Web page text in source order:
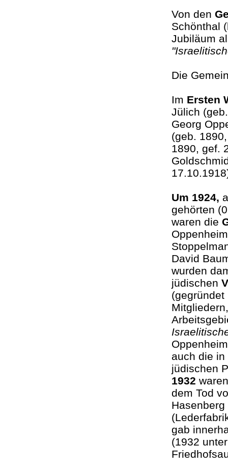
Von den
Schönthal
Jubiläum
Die
Im Ersten
Jülich
Georg
(geb.
1890, gef.
Um 1924,
gehörten
waren die
David
wurden
jüdischen
auch die in
jüdischen
1932
dem Tod
gab
(1932